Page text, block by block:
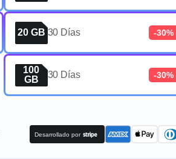
20 GB 30 Días -30%
100
GB
30 Días -30%
Desarrollado por